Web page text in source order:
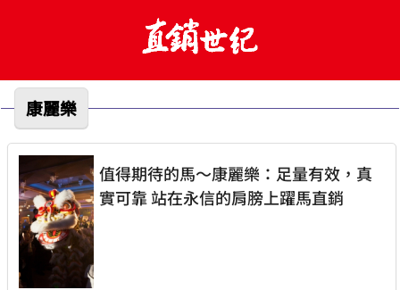
康麗樂
值得期待的馬～康麗樂：足量有效，真
實可靠 站在永信的肩膀上躍馬直銷